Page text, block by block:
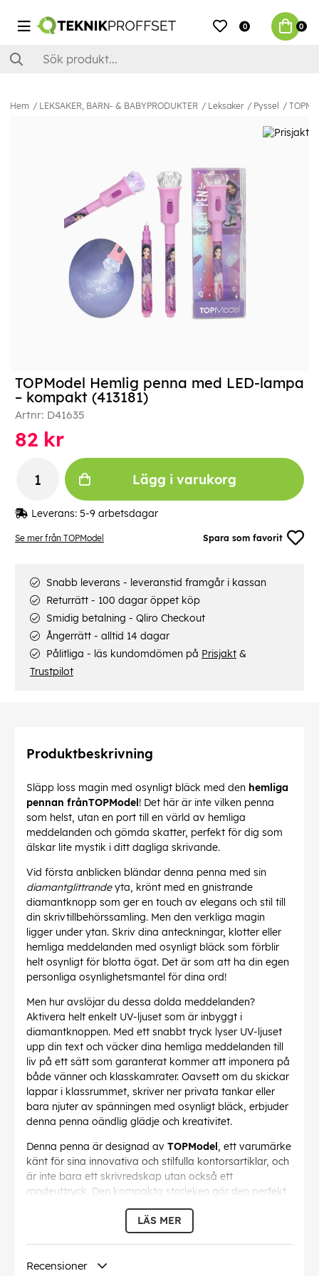
0 0
Hem LEKSAKER, BARN- & BABYPRODUKTER Leksaker Pyssel
Se mer från TOPModel Spara som favorit
TOPModel Hemlig penna med LED-lampa
– kompakt (413181)
Artnr: D41635
82 kr
Lägg i varukorg
Leverans: 5-9 arbetsdagar
Snabb leverans - leveranstid framgår i kassan
Returrätt - 100 dagar öppet köp
Smidig betalning - Qliro Checkout
Ångerrätt - alltid 14 dagar
Pålitliga - läs kundomdömen på Prisjakt &
Trustpilot
Produktbeskrivning
Släpp loss magin med osynligt bläck med den hemliga
pennan frånTOPModel! Det här är inte vilken penna
som helst, utan en port till en värld av hemliga
meddelanden och gömda skatter, perfekt för dig som
älskar lite mystik i ditt dagliga skrivande.
Vid första anblicken bländar denna penna med sin
diamantglittrandeyta, krönt med en gnistrande
diamantknopp som ger en touch av elegans och stil till
din skrivtillbehörssamling. Men den verkliga magin
ligger under ytan. Skriv dina anteckningar, klotter eller
hemliga meddelanden med osynligt bläck som förblir
helt osynligt för blotta ögat. Det är som att ha din egen
personliga osynlighetsmantel för dina ord!
Men hur avslöjar du dessa dolda meddelanden?
Aktivera helt enkelt UV-ljuset som är inbyggt i
diamantknoppen. Med ett snabbt tryck lyser UV-ljuset
upp din text och väcker dina hemliga meddelanden till
liv på ett sätt som garanterat kommer att imponera på
både vänner och klasskamrater. Oavsett om du skickar
lappar i klassrummet, skriver ner privata tankar eller
bara njuter av spänningen med osynligt bläck, erbjuder
denna penna oändlig glädje och kreativitet.
Denna penna är designad av TOPModel, ett varumärke
känt för sina innovativa och stilfulla kontorsartiklar, och
är inte bara ett skrivredskap utan också ett
modeuttryck. Den kompakta storleken gör den perfekt
att stoppa ner i pennfodralet eller fickan, så att du alltid
är redo att skriva ner en hemlig lapp eller två.
TOPModel Secret Pen med LED-lampa är idealisk för
skolan, kontoret eller hemmet och ett måste för alla
LÄS MER
Recensioner